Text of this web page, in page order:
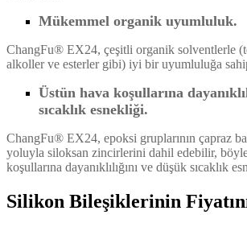
Mükemmel organik uyumluluk.
ChangFu® EX24, çeşitli organik solventlerle
alkoller ve esterler gibi) iyi bir uyumluluğa
Üstün hava koşullarına
sıcaklık esnekliği.
ChangFu® EX24, epoksi gruplarının çapraz
yoluyla siloksan zincirlerini dahil edebilir,
koşullarına dayanıklılığını ve düşük sıcaklık
Silikon Bileşiklerinin